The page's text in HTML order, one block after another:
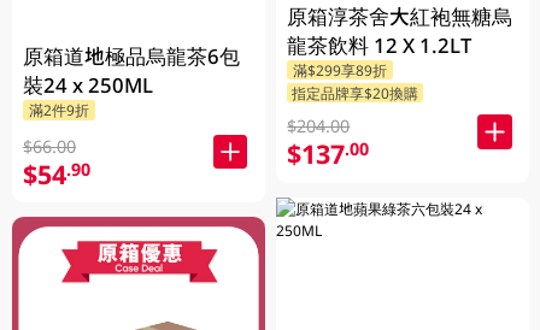
原箱道地極品烏龍茶6包
裝24 x 250ML
滿2件9折
$66.00
$54.90
原箱淳茶舍大紅袍無糖烏
龍茶飲料 12 X 1.2LT
滿$299享89折
指定品牌享$20換購
$204.00
$137.00